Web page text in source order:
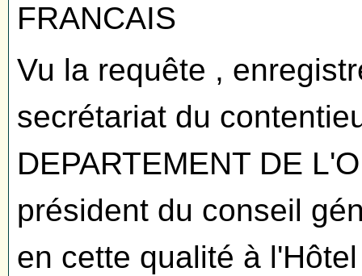
FRANCAIS
Vu la requête ,
secrétariat du
DEPARTEMENT DE
président du conseil
en cette qualité à